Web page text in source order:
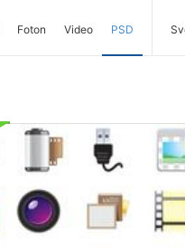
Foton Video PSD